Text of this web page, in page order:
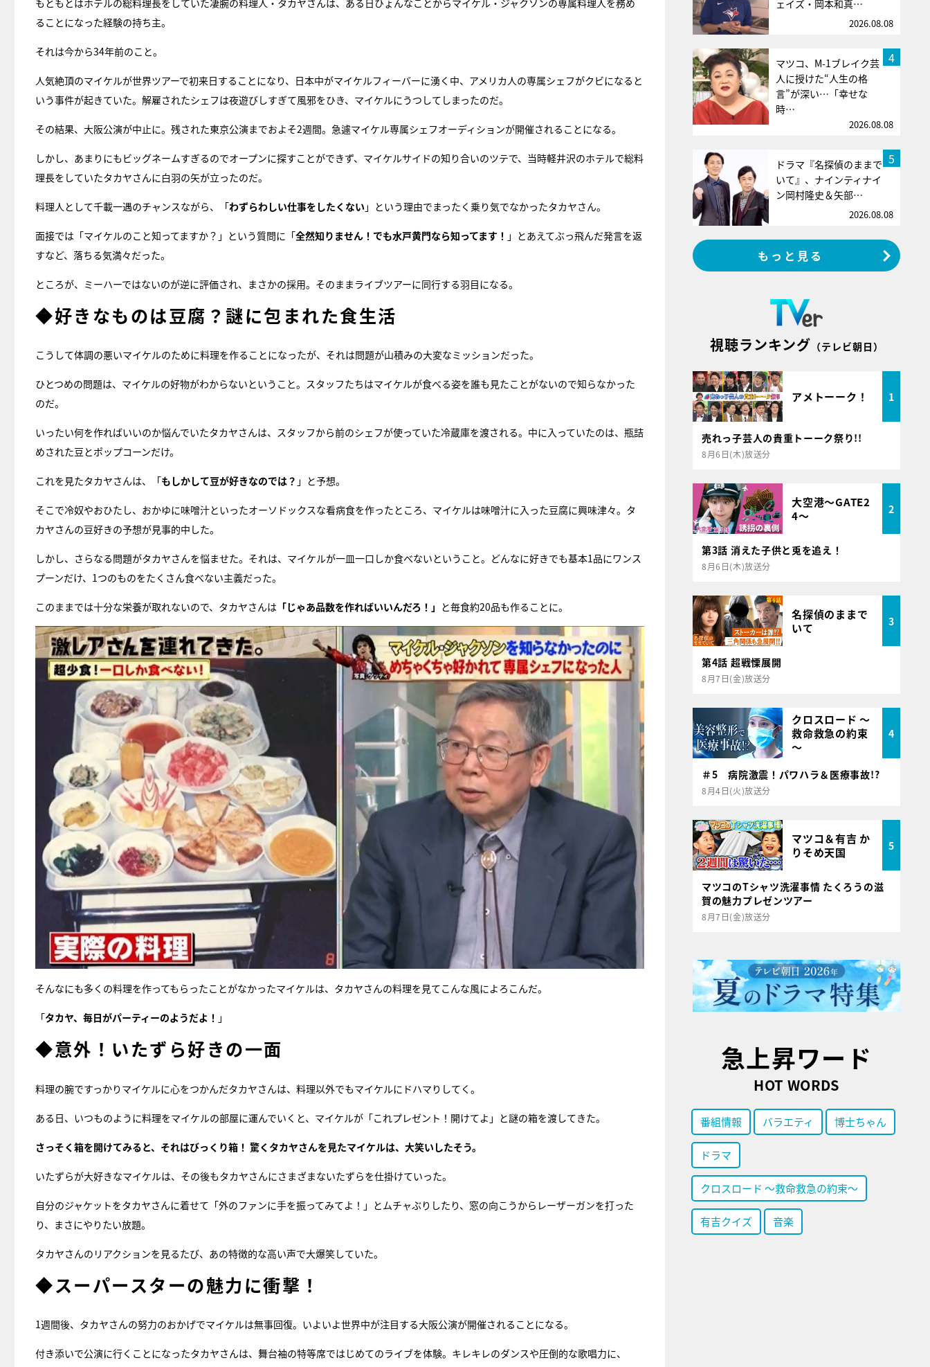
もともとはホテルの総料理長をしていた凄腕の料理人・タカヤさんは、ある日ひょんなことからマイケル・ジャクソンの専属料理人を務め
ることになった経験の持ち主。
それは今から34年前のこと。
人気絶頂のマイケルが世界ツアーで初来日することになり、日本中がマイケルフィーバーに湧く中、アメリカ人の専属シェフがクビになると
いう事件が起きていた。解雇されたシェフは夜遊びしすぎて風邪をひき、マイケルにうつしてしまったのだ。
その結果、大阪公演が中止に。残された東京公演までおよそ2週間。急遽マイケル専属シェフオーディションが開催されることになる。
しかし、あまりにもビッグネームすぎるのでオープンに探すことができず、マイケルサイドの知り合いのツテで、当時軽井沢のホテルで総料
理長をしていたタカヤさんに白羽の矢が立ったのだ。
料理人として千載一遇のチャンスながら、「わずらわしい仕事をしたくない 」という理由でまったく乗り気でなかったタカヤさん。
面接では「マイケルのこと知ってますか？」という質問に「全然知りません！でも水戸黄門なら知ってます！ 」とあえてぶっ飛んだ発言を返
すなど、落ちる気満々だった。
ところが、ミーハーではないのが逆に評価され、まさかの採用。そのままライブツアーに同行する羽目になる。
◆好きなものは豆腐？謎に包まれた食生活
こうして体調の悪いマイケルのために料理を作ることになったが、それは問題が山積みの大変なミッションだった。
ひとつめの問題は、マイケルの好物がわからないということ。スタッフたちはマイケルが食べる姿を誰も見たことがないので知らなかった
のだ。
いったい何を作ればいいのか悩んでいたタカヤさんは、スタッフから前のシェフが使っていた冷蔵庫を渡される。中に入っていたのは、瓶詰
めされた豆とポップコーンだけ。
これを見たタカヤさんは、「もしかして豆が好きなのでは？ 」と予想。
そこで冷奴やおひたし、おかゆに味噌汁といったオーソドックスな看病食を作ったところ、マイケルは味噌汁に入った豆腐に興味津々。タ
カヤさんの豆好きの予想が見事的中した。
しかし、さらなる問題がタカヤさんを悩ませた。それは、マイケルが一皿一口しか食べないということ。どんなに好きでも基本1品にワンス
プーンだけ、1つのものをたくさん食べない主義だった。
このままでは十分な栄養が取れないので、タカヤさんは 「じゃあ品数を作ればいいんだろ！」 と毎食約20品も作ることに。
そんなにも多くの料理を作ってもらったことがなかったマイケルは、タカヤさんの料理を見てこんな風によろこんだ。
「タカヤ、毎日がパーティーのようだよ！ 」
◆意外！いたずら好きの一面
料理の腕ですっかりマイケルに心をつかんだタカヤさんは、料理以外でもマイケルにドハマりしてく。
ある日、いつものように料理をマイケルの部屋に運んでいくと、マイケルが「これプレゼント！開けてよ」と謎の箱を渡してきた。
さっそく箱を開けてみると、それはびっくり箱！ 驚くタカヤさんを見たマイケルは、大笑いしたそう。
いたずらが大好きなマイケルは、その後もタカヤさんにさまざまないたずらを仕掛けていった。
自分のジャケットをタカヤさんに着せて「外のファンに手を振ってみてよ！」とムチャぶりしたり、窓の向こうからレーザーガンを打った
り、まさにやりたい放題。
タカヤさんのリアクションを見るたび、あの特徴的な高い声で大爆笑していた。
◆スーパースターの魅力に衝撃！
1週間後、タカヤさんの努力のおかげでマイケルは無事回復。いよいよ世界中が注目する大阪公演が開催されることになる。
付き添いで公演に行くことになったタカヤさんは、舞台袖の特等席ではじめてのライブを体験。キレキレのダンスや圧倒的な歌唱力に、
ェイズ・岡本和真…
2026.08.08
4
マツコ、M-1ブレイク芸
人に授けた“人生の格
言”が深い…「幸せな
時…
2026.08.08
5
ドラマ『名探偵のままで
いて』、ナインティナイ
ン岡村隆史＆矢部…
2026.08.08
もっと見る
視聴ランキング （テレビ朝日）
アメトーーク！ 1
売れっ子芸人の貴重トーーク祭り!!
8月6日(木)放送分
大空港～GATE2
4～
2
第3話 消えた子供と兎を追え！
8月6日(木)放送分
名探偵のままで
いて
3
第4話 超戦慄展開
8月7日(金)放送分
クロスロード ～
救命救急の約束
～
4
＃5 病院激震！パワハラ＆医療事故!?
8月4日(火)放送分
マツコ＆有吉 か
りそめ天国
5
マツコのTシャツ洗濯事情 たくろうの滋
賀の魅力プレゼンツアー
8月7日(金)放送分
急上昇ワード
HOT WORDS
番組情報 バラエティ 博士ちゃん
ドラマ
クロスロード ～救命救急の約束～
有吉クイズ 音楽